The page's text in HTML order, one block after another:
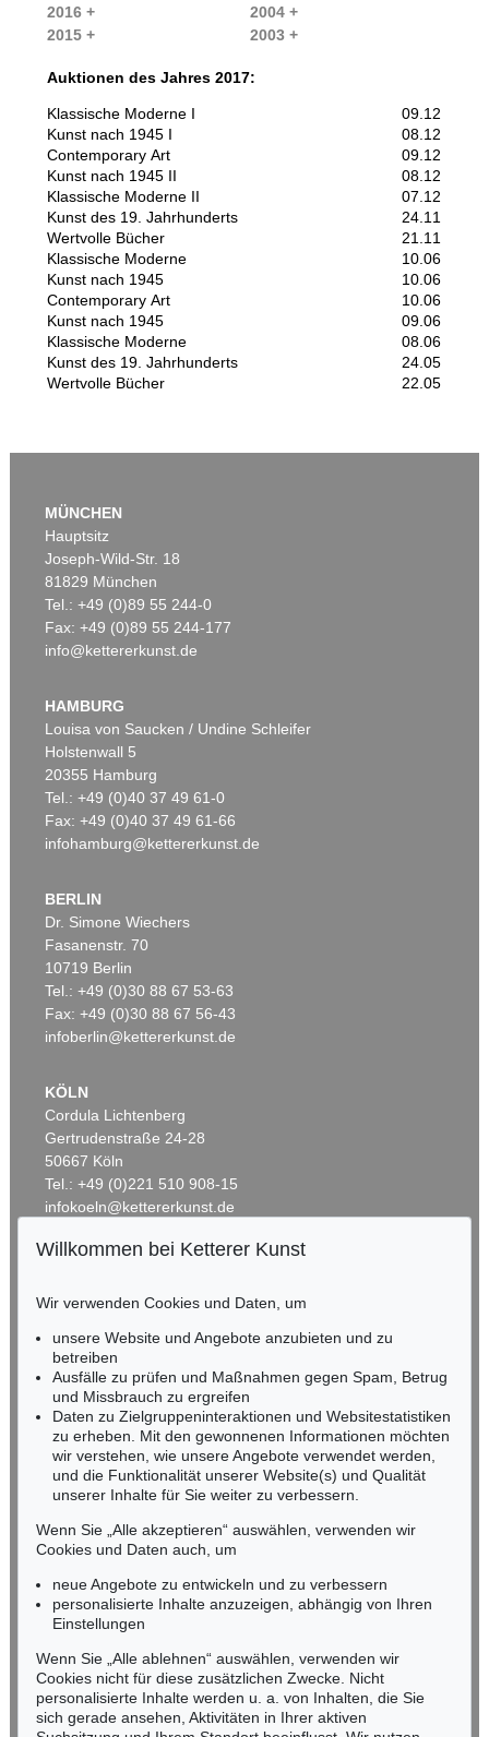
2016 +
2015 +
2004 +
2003 +
Auktionen des Jahres 2017:
Klassische Moderne I
09.12
Kunst nach 1945 I
08.12
Contemporary Art
09.12
Kunst nach 1945 II
08.12
Klassische Moderne II
07.12
Kunst des 19. Jahrhunderts
24.11
Wertvolle Bücher
21.11
Klassische Moderne
10.06
Kunst nach 1945
10.06
Contemporary Art
10.06
Kunst nach 1945
09.06
Klassische Moderne
08.06
Kunst des 19. Jahrhunderts
24.05
Wertvolle Bücher
22.05
MÜNCHEN
Hauptsitz
Joseph-Wild-Str. 18
81829 München
Tel.: +49 (0)89 55 244-0
Fax: +49 (0)89 55 244-177
info@kettererkunst.de
HAMBURG
Louisa von Saucken / Undine Schleifer
Holstenwall 5
20355 Hamburg
Tel.: +49 (0)40 37 49 61-0
Fax: +49 (0)40 37 49 61-66
infohamburg@kettererkunst.de
BERLIN
Dr. Simone Wiechers
Fasanenstr. 70
10719 Berlin
Tel.: +49 (0)30 88 67 53-63
Fax: +49 (0)30 88 67 56-43
infoberlin@kettererkunst.de
KÖLN
Cordula Lichtenberg
Gertrudenstraße 24-28
50667 Köln
Tel.: +49 (0)221 510 908-15
infokoeln@kettererkunst.de
RHEINLAND-PFALZ
Miriam Heß
Tel.: +49 (0)62 21 58 80-038
Fax: +49 (0)62 21 58 80-595
infoheidelberg@kettererkunst.de
NORDDEUTSCHLAND
Nico Kassel, M.A.
Tel.: +49 (0)89 55244-164
Mobil: +49 (0)171 8618661
n.kassel@kettererkunst.de
Keine Auktion mehr verpassen!
Wir informieren Sie rechtzeitig.
Willkommen bei Ketterer Kunst
Wir verwenden Cookies und Daten, um
unsere Website und Angebote anzubieten und zu
betreiben
Ausfälle zu prüfen und Maßnahmen gegen Spam, Betrug
und Missbrauch zu ergreifen
Daten zu Zielgruppeninteraktionen und Websitestatistiken
zu erheben. Mit den gewonnenen Informationen möchten
wir verstehen, wie unsere Angebote verwendet werden,
und die Funktionalität unserer Website(s) und Qualität
unserer Inhalte für Sie weiter zu verbessern.
Wenn Sie „Alle akzeptieren“ auswählen, verwenden wir
Cookies und Daten auch, um
neue Angebote zu entwickeln und zu verbessern
personalisierte Inhalte anzuzeigen, abhängig von Ihren
Einstellungen
Wenn Sie „Alle ablehnen“ auswählen, verwenden wir
Cookies nicht für diese zusätzlichen Zwecke. Nicht
personalisierte Inhalte werden u. a. von Inhalten, die Sie
sich gerade ansehen, Aktivitäten in Ihrer aktiven